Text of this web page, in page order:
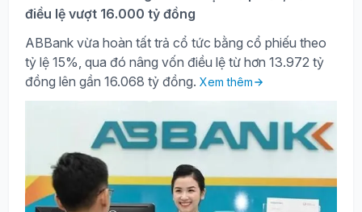
điều lệ vượt 16.000 tỷ đồng
ABBank vừa hoàn tất trả cổ tức bằng cổ phiếu theo
tỷ lệ 15%, qua đó nâng vốn điều lệ từ hơn 13.972 tỷ
đồng lên gần 16.068 tỷ đồng. Xem thêm